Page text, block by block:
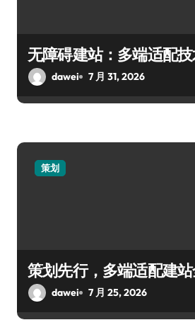
无障碍建站：多端适配
dawei 7 月 31, 2026
策划
策划先行，多端适配建
dawei 7 月 25, 2026